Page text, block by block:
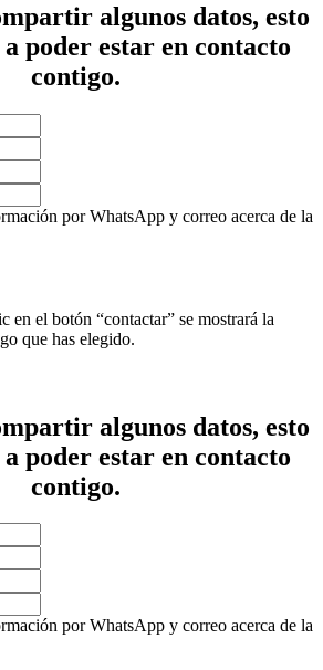
algunos datos, esto
poder estar en contacto
contigo.
por WhatsApp y correo acerca de la
en el botón “contactar” se mostrará la
que has elegido.
algunos datos, esto
poder estar en contacto
contigo.
por WhatsApp y correo acerca de la